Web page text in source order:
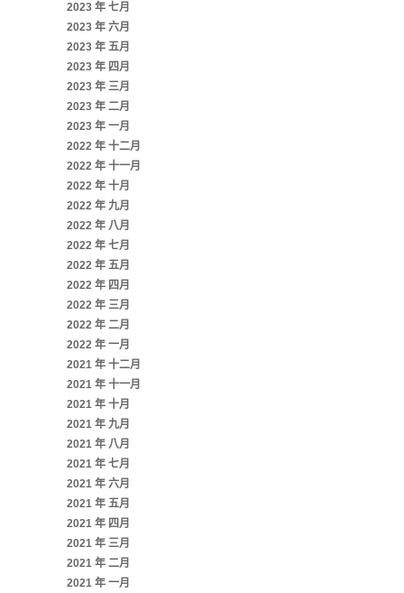
2023 年 七月
2023 年 六月
2023 年 五月
2023 年 四月
2023 年 三月
2023 年 二月
2023 年 一月
2022 年 十二月
2022 年 十一月
2022 年 十月
2022 年 九月
2022 年 八月
2022 年 七月
2022 年 五月
2022 年 四月
2022 年 三月
2022 年 二月
2022 年 一月
2021 年 十二月
2021 年 十一月
2021 年 十月
2021 年 九月
2021 年 八月
2021 年 七月
2021 年 六月
2021 年 五月
2021 年 四月
2021 年 三月
2021 年 二月
2021 年 一月